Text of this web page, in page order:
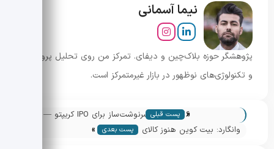
نیما آسمانی
پژوهشگر حوزه بلاک‌چین و دیفای. تمرکز من روی تحلیل پروژه‌ها
و تکنولوژی‌های نوظهور در بازار غیرمتمرکز است.
« پست قبلی
2026: سال سرنوشت‌ساز برای IPO کریپتو —
چه شرکت‌هایی پیروز می‌شوند؟
وانگارد: بیت کوین هنوز کالای سفته‌بازانه
پست بعدی »